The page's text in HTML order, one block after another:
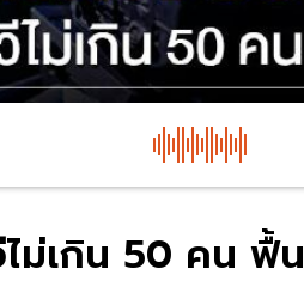
ม่เกิน 50 คน ฟื้